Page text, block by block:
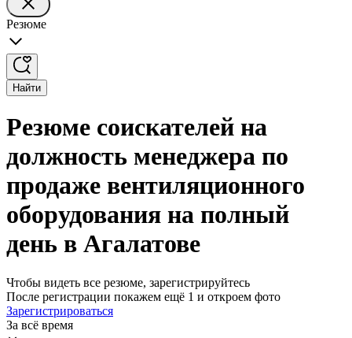
Резюме
Найти
Резюме соискателей на
должность менеджера по
продаже вентиляционного
оборудования на полный
день в Агалатове
Чтобы видеть все резюме, зарегистрируйтесь
После регистрации покажем ещё 1 и откроем фото
Зарегистрироваться
За всё время